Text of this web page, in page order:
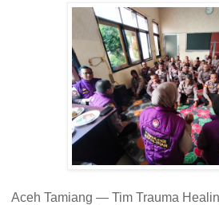
Aceh Tamiang — Tim Trauma